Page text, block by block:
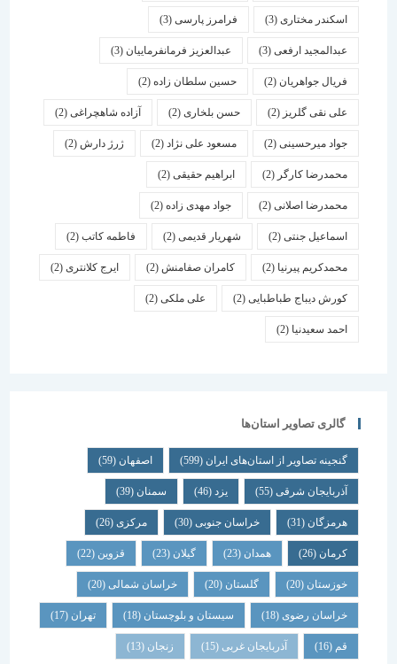
اسكندر مختاری (3) فرامرز پارسی(3)
عبدالمجید ارفعی(3) عبدالعزیز فرمانفرماییان(3)
فریال جواهریان(2) حسین سلطان زاده(2)
علی نقی گلریز(2) حسن بلخاری(2) آزاده شاهچراغی(2)
جواد میرحسینی(2) مسعود علی نژاد(2) ژرژ دارش (2)
محمدرضا کارگر(2) ابراهیم حقیقی(2)
محمدرضا اصلانی(2) جواد مهدی زاده(2)
اسماعیل جنتی(2) شهریار قدیمی(2) فاطمه کاتب(2)
محمدکریم پیرنیا (2) کامران صفامنش(2) ایرج کلانتری (2)
کورش دیباج طباطبایی(2) علی ملکی(2)
احمد سعیدنیا (2)
گالری تصاویر استان‌ها
گنجینه تصاویر از استان‌های ایران(599) اصفهان (59)
آذربایجان شرقی(55) یزد سمنان (39)
هرمزگان(31) خراسان جنوبی(30) مرکزی (26)
همدان گیلان قزوین
خوزستان(20) گلستان (20) خراسان شمالی(20)
خراسان رضوی(18) سیستان و بلوچستان(18) تهران
آذربایجان غربی(15) زنجان